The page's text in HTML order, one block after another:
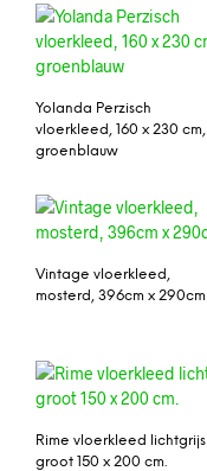
Yolanda Perzisch
vloerkleed, 160 x 230 cm,
groenblauw
Vintage vloerkleed,
mosterd, 396cm x 290cm
Rime vloerkleed lichtgrijs
groot 150 x 200 cm.